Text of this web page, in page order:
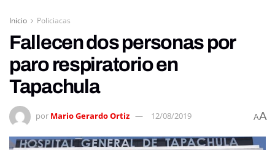
Inicio Policiacas
Fallecen dos personas por
paro respiratorio en
Tapachula
por Mario Gerardo Ortiz 12/08/2019 AA